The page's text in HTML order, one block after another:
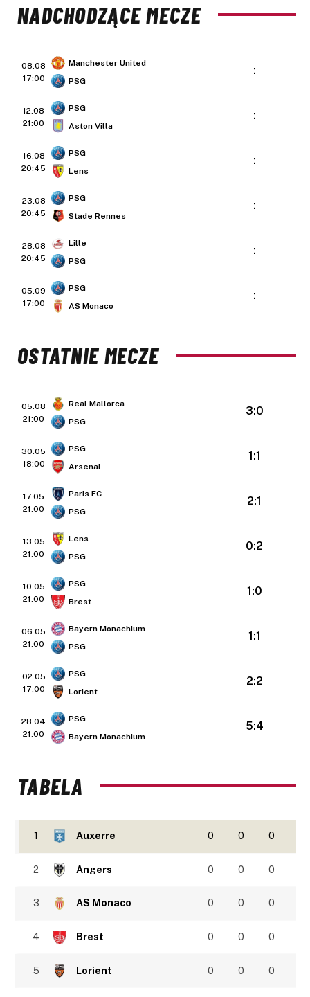
NADCHODZĄCE MECZE
08.08
17:00
Manchester United
PSG
:
12.08
21:00
PSG
Aston Villa
:
16.08
20:45
PSG
Lens
:
23.08
20:45
PSG
Stade Rennes
:
28.08
20:45
Lille
PSG
:
05.09
17:00
PSG
AS Monaco
:
OSTATNIE MECZE
05.08
21:00
Real Mallorca
PSG
3:0
30.05
18:00
PSG
Arsenal
1:1
17.05
21:00
Paris FC
PSG
2:1
13.05
21:00
Lens
PSG
0:2
10.05
21:00
PSG
Brest
1:0
06.05
21:00
Bayern Monachium
PSG
1:1
02.05
17:00
PSG
Lorient
2:2
28.04
21:00
PSG
Bayern Monachium
5:4
TABELA
1 Auxerre 0 0 0
2 Angers 0 0 0
3 AS Monaco 0 0 0
4 Brest 0 0 0
5 Lorient 0 0 0